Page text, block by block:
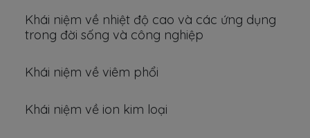
Khái niệm về nhiệt độ cao và các ứng dụng
trong đời sống và công nghiệp
Khái niệm về viêm phổi
Khái niệm về ion kim loại